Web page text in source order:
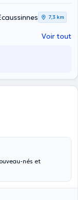
7,3 km
Voir tout
nés et